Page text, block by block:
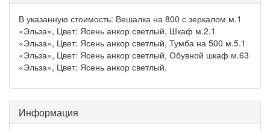
В указанную стоимость: Вешалка на 800 с зеркалом м.1
«Эльза», Цвет: Ясень анкор светлый, Шкаф м.2.1
«Эльза», Цвет: Ясень анкор светлый, Тумба на 500 м.5.1
«Эльза», Цвет: Ясень анкор светлый, Обувной шкаф м.63
«Эльза», Цвет: Ясень анкор светлый.
Информация